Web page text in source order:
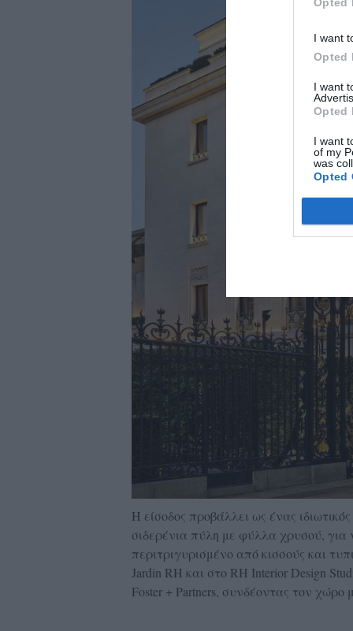
I want
Opted
I want
Opted
I want
of my
was
Opted
Η είσοδος προβάλλει ως ένας
σιδερένια πύλη με φύλλα χρυσού,
περιτριγυρισμένο από κισσούς και
Jardin RH και στο RH Interior Design
Foster + Partners, συνδέοντας τον χώρο